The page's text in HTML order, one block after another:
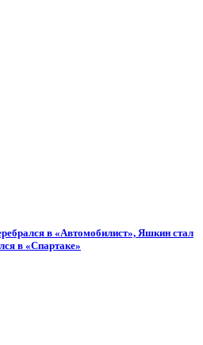
в «Автомобилист», Яшкин стал
в «Спартаке»